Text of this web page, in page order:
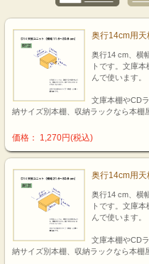
奥行14cm用天
奥行14 cm、横
トです。文庫
んで使います。
文庫本棚やCD
納サイズ別本棚、収納ラックなら本棚
価格： 1,270円(税込)
奥行14cm用天
奥行14 cm、横
トです。文庫
んで使います。
文庫本棚やCD
納サイズ別本棚、収納ラックなら本棚